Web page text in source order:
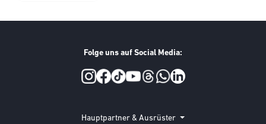
Folge uns auf Social Media:
Hauptpartner & Ausrüster